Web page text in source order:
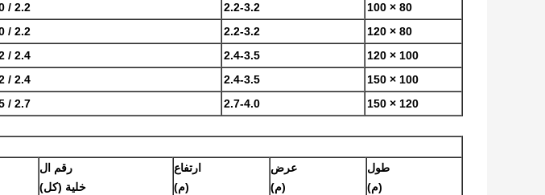
80 × 100
2.2-3.2
2.2 / 3.2-3.0 / 4.0
80 × 120
2.2-3.2
2.2 / 3.2-3.0 / 4.0
100 × 120
2.4-3.5
2.4 / 3.4-3.2 / 4.2
100 × 150
2.4-3.5
2.4 / 3.4-3.2 / 4.2
120 × 150
2.7-4.0
2.7 / 3.7-3.5 / 4.5
طول
(م)
عرض
(م)
ارتفاع
(م)
رقم ال
خلية (كل)